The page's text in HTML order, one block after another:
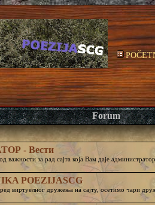
Forum
- Вести
важности за рад сајта која Вам даје
POEZIJASCG
виртуелног дружења на сајту, осетимо